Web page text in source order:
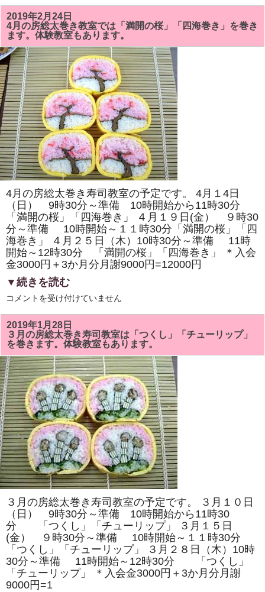
の
房
総
太
巻
き
ず
し
教
室
で
は
「ア
ゲ
ハ
チ
ョ
ウ」
「バ
ラ
の
花」
を
巻
き
ま
す。
体
験
教
室
も
あ
り
ま
す。
は
2019年2月24日
4月の房総太巻き教室では「満開の桜」「四海巻き」を巻き
ます。体験教室もあります。
4月の房総太巻き寿司教室の予定です。 4月１4日
（日） 9時30分～準備 10時開始から11時30分
「満開の桜」「四海巻き」 ４月１９日(金） ９時30
分～準備 10時開始～１１時30分「満開の桜」「四
海巻き」 ４月２５日（木）10時30分～準備 11時
開始～12時30分 「満開の桜」「四海巻き」 ＊入会
金3000円＋3か月分月謝9000円=12000円
▼続きを読む
4
の
房
総
太
巻
き
教
室
で
は
「満
開
の
桜」
「四
海
巻
き」
を
巻
き
ま
す。
体
験
教
室
も
あ
ま
す。
は
コメントを受け付けていません
2019年1月28日
３月の房総太巻き寿司教室は「つくし」「チューリップ」
を巻きます。体験教室もあります。
３月の房総太巻き寿司教室の予定です。 ３月１０日
（日） 9時30分～準備 10時開始から11時30
分 「つくし」「チューリップ」 ３月１５日
(金） ９時30分～準備 10時開始～１１時30分
「つくし」「チューリップ」 ３月２８日（木）10時
30分～準備 11時開始～12時30分 「つくし」
「チューリップ」 ＊入会金3000円＋3か月分月謝
9000円=1